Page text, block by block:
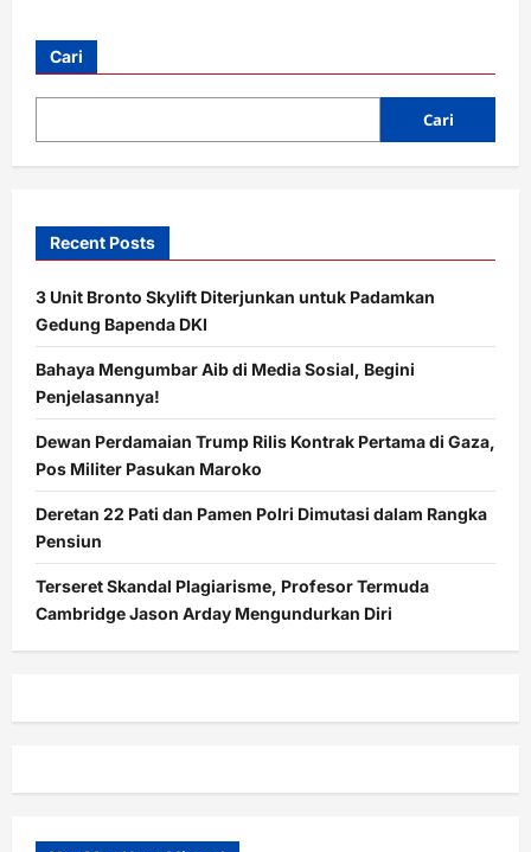
Konsumsi
2026,
Emas
Marketer
Cari
Cari
Recent Posts
3 Unit Bronto Skylift Diterjunkan untuk Padamkan
Gedung Bapenda DKI
Bahaya Mengumbar Aib di Media Sosial, Begini
Penjelasannya!
Dewan Perdamaian Trump Rilis Kontrak Pertama di Gaza,
Pos Militer Pasukan Maroko
Deretan 22 Pati dan Pamen Polri Dimutasi dalam Rangka
Pensiun
Terseret Skandal Plagiarisme, Profesor Termuda
Cambridge Jason Arday Mengundurkan Diri